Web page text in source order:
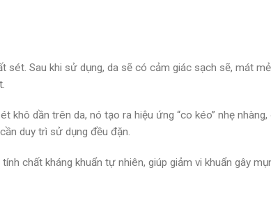
Sau khi sử dụng, da sẽ có cảm giác sạch sẽ, mát
dần trên da, nó tạo ra hiệu ứng “co kéo” nhẹ
duy trì sử dụng đều đặn.
chất kháng khuẩn tự nhiên, giúp giảm vi khuẩn gây